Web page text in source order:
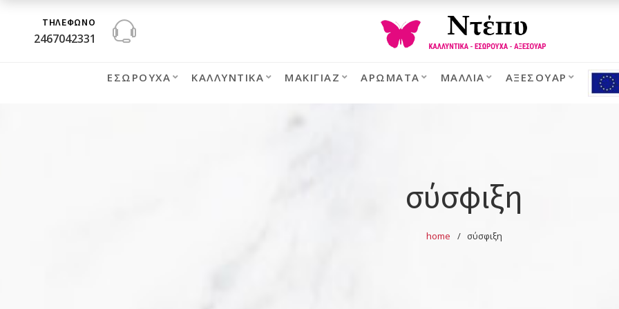
ΤΗΛΕΦΩΝΟ
2467042331
ΕΣΏΡΟΥΧΑ ΚΑΛΛΥΝΤΙΚΆ ΜΑΚΙΓΙΆΖ ΑΡΏΜΑΤΑ ΜΑΛΛΙΆ ΑΞΕΣΟΥΆΡ
σύσφιξη
home σύσφιξη